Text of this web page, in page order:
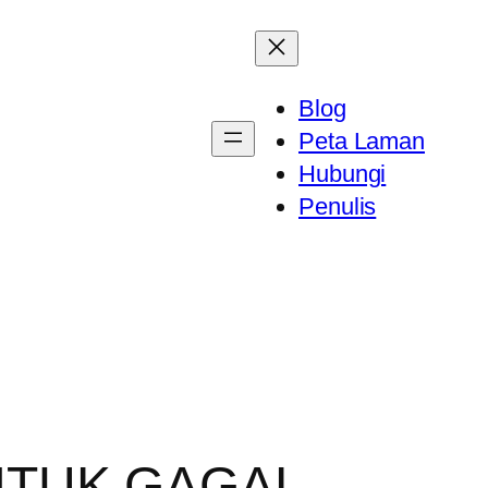
Blog
Peta Laman
Hubungi
Penulis